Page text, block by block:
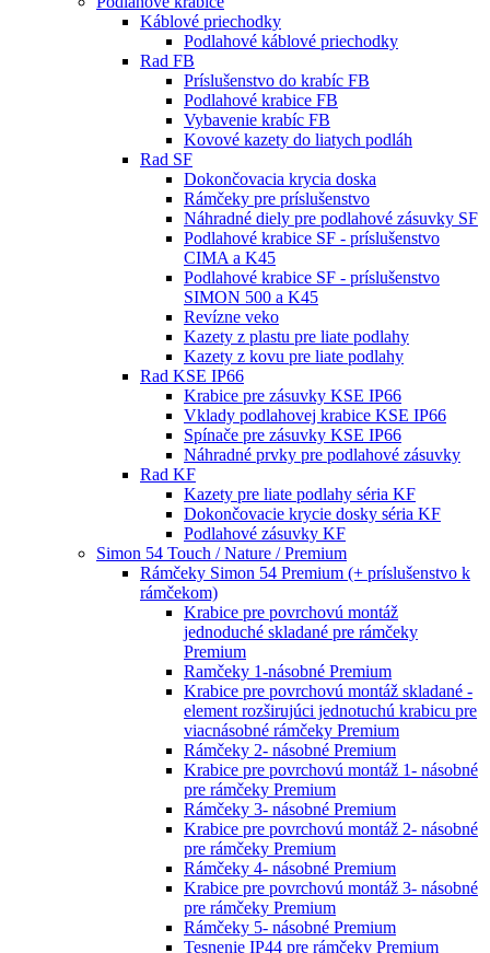
Káblové priechodky
Podlahové káblové priechodky
Rad FB
Príslušenstvo do krabíc FB
Podlahové krabice FB
Vybavenie krabíc FB
Kovové kazety do liatych podláh
Rad SF
Dokončovacia krycia doska
Rámčeky pre príslušenstvo
Náhradné diely pre podlahové zásuvky SF
Podlahové krabice SF - príslušenstvo
CIMA a K45
Podlahové krabice SF - príslušenstvo
SIMON 500 a K45
Revízne veko
Kazety z plastu pre liate podlahy
Kazety z kovu pre liate podlahy
Rad KSE IP66
Krabice pre zásuvky KSE IP66
Vklady podlahovej krabice KSE IP66
Spínače pre zásuvky KSE IP66
Náhradné prvky pre podlahové zásuvky
Rad KF
Kazety pre liate podlahy séria KF
Dokončovacie krycie dosky séria KF
Podlahové zásuvky KF
Simon 54 Touch / Nature / Premium
Rámčeky Simon 54 Premium (+ príslušenstvo k
rámčekom)
Krabice pre povrchovú montáž
jednoduché skladané pre rámčeky
Premium
Ramčeky 1-násobné Premium
Krabice pre povrchovú montáž skladané -
element rozširujúci jednotuchú krabicu pre
viacnásobné rámčeky Premium
Rámčeky 2- násobné Premium
Krabice pre povrchovú montáž 1- násobné
pre rámčeky Premium
Rámčeky 3- násobné Premium
Krabice pre povrchovú montáž 2- násobné
pre rámčeky Premium
Rámčeky 4- násobné Premium
Krabice pre povrchovú montáž 3- násobné
pre rámčeky Premium
Rámčeky 5- násobné Premium
Tesnenie IP44 pre rámčeky Premium